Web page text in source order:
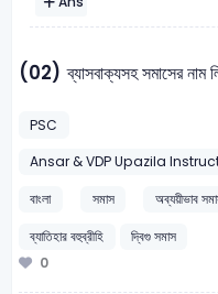
(02) ব্যাসবাক্যসহ সমাসের নাম
PSC
Ansar & VDP Upazila
বাংলা
সমাস অব্যয়ীভাব
ব্যাতিহার বহুব্রীহি
দ্বিগু সমাস
0